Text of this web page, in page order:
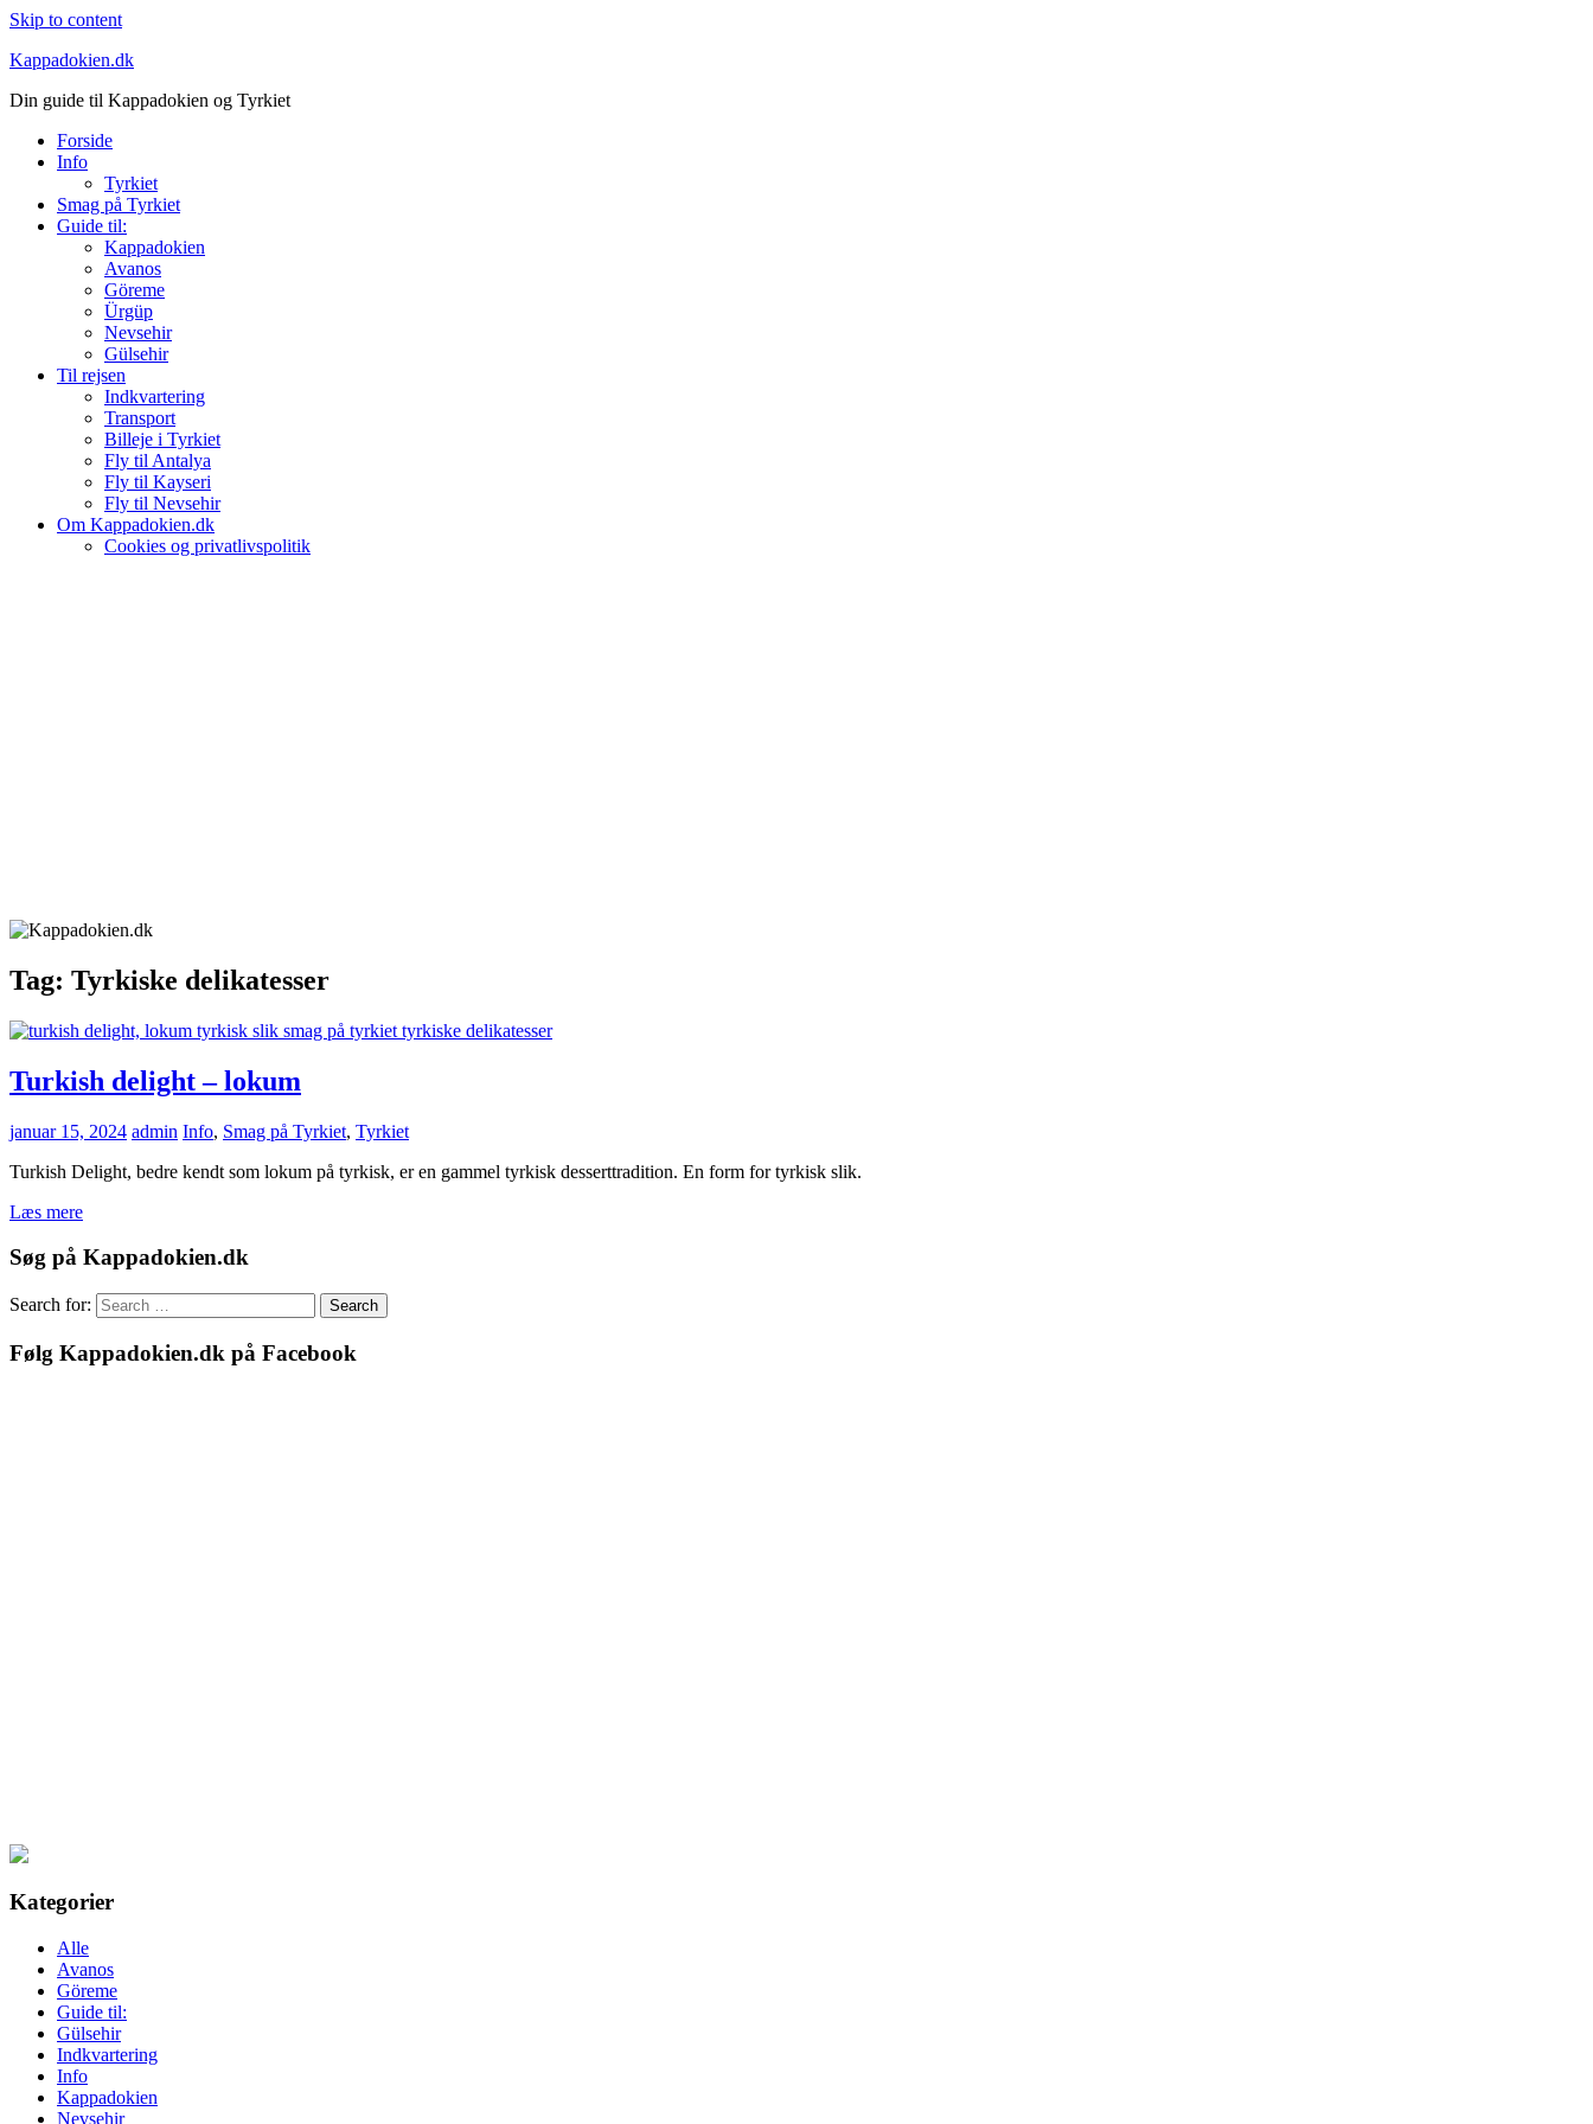
Skip to content
Kappadokien.dk
Din guide til Kappadokien og Tyrkiet
Forside
Info
Tyrkiet
Smag på Tyrkiet
Guide til:
Kappadokien
Avanos
Göreme
Ürgüp
Nevsehir
Gülsehir
Til rejsen
Indkvartering
Transport
Billeje i Tyrkiet
Fly til Antalya
Fly til Kayseri
Fly til Nevsehir
Om Kappadokien.dk
Cookies og privatlivspolitik
Tag: Tyrkiske delikatesser
Turkish delight – lokum
januar 15, 2024 admin Info, Smag på Tyrkiet, Tyrkiet
Turkish Delight, bedre kendt som lokum på tyrkisk, er en gammel tyrkisk desserttradition. En form for tyrkisk slik.
Læs mere
Søg på Kappadokien.dk
Search for: Search
Følg Kappadokien.dk på Facebook
Kategorier
Alle
Avanos
Göreme
Guide til:
Gülsehir
Indkvartering
Info
Kappadokien
Nevsehir